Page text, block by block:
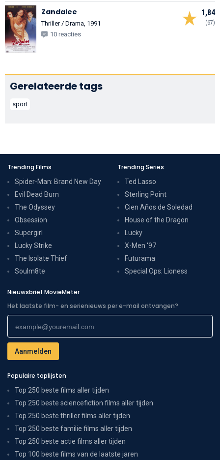
1,84
(67)
Zandalee
Thriller / Drama, 1991
10 reacties
Gerelateerde tags
sport
Trending Films
Spider-Man: Brand New Day
Evil Dead Burn
The Odyssey
Obsession
Supergirl
Lucky Strike
The Isolate Thief
Soulm8te
Trending Series
Ted Lasso
Sterling Point
Cien Años de Soledad
House of the Dragon
Lucky
X-Men '97
Futurama
Special Ops: Lioness
Nieuwsbrief MovieMeter
Het laatste film- en serienieuws per e-mail ontvangen?
Populaire toplijsten
Top 250 beste films aller tijden
Top 250 beste sciencefiction films aller tijden
Top 250 beste thriller films aller tijden
Top 250 beste familie films aller tijden
Top 250 beste actie films aller tijden
Top 100 beste films van de laatste jaren